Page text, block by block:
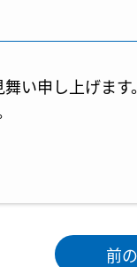
い申し上げます。
前